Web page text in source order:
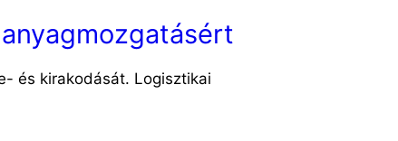
és kirakodását. Logisztikai